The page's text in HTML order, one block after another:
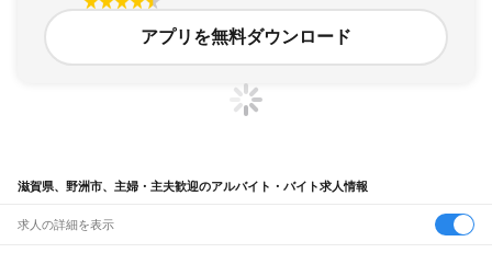
アプリを無料ダウンロード
滋賀県、野洲市、主婦・主夫歓迎のアルバイト・バイト求人情報
求人の詳細を表示